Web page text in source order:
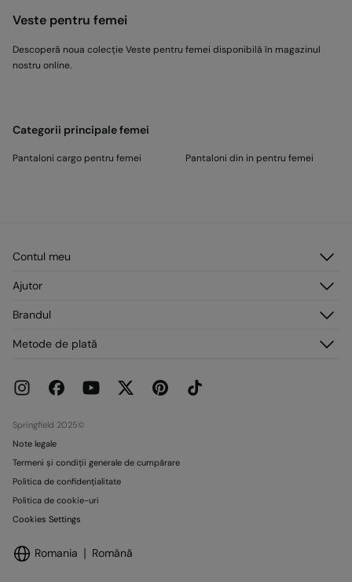
Veste pentru femei
Descoperă noua colecție Veste pentru femei disponibilă în magazinul
nostru online.
Categorii principale femei
Pantaloni cargo pentru femei Pantaloni din in pentru femei
Contul meu
Înregistrare
Adresele mele
Ajutor
Livrare
Promoții curente
Brandul
Magazine
Metode de plată
Springfield 2025©
Note legale
Termeni și condiții generale de cumpărare
Politica de confidențialitate
Politica de cookie-uri
Cookies Settings
Romania Română